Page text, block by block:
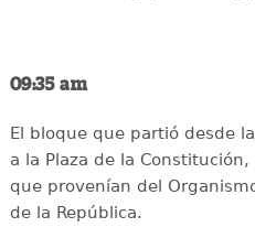
09:35 am
El bloque que partió desde
a la Plaza de la
que provenían del
de la República.